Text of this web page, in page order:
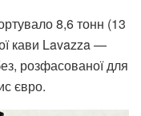
8,6 тонн (13
кави Lavazza —
розфасованої для
євро.